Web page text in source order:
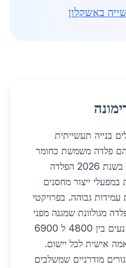
באשקלון
בנייה תעשייתית
פלדה משמשת כחומר
עיקרי למבנים עמידים וגמישים. בשנת 2026 הפלדה
ייצור מחסנים
עמידות גבוהה. בפרויקטי
מגולוונת שמגנה מפני
קורוזיה בתנאי מדבר. המחירים נעים בין 4800 ל 6900
אישית לכל יישום.
מודרניים שמשלבים